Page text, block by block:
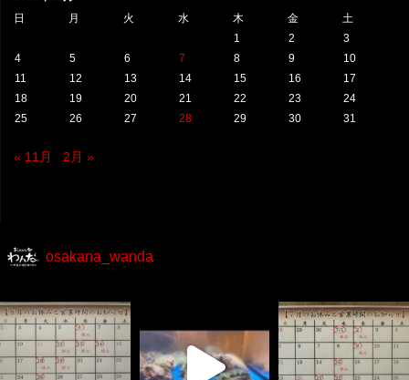
日
月 火 水 木 金
土
1
2
3
4
5 6 7 8 9
10
11
12 13 14 15 16
17
18
19 20 21 22 23
24
25
26 27 28 29 30 31
« 11月 2月 »
osakana_wanda